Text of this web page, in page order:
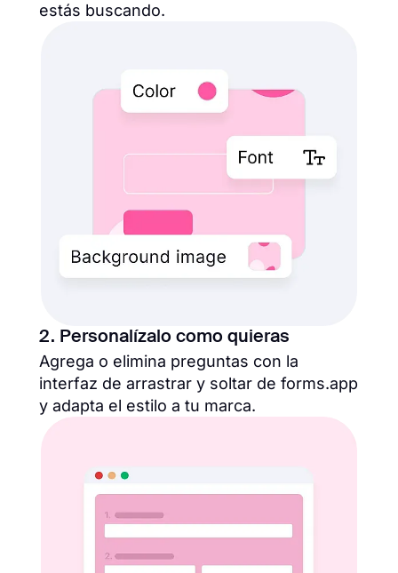
estás buscando.
2. Personalízalo como quieras
Agrega o elimina preguntas con la
interfaz de arrastrar y soltar de forms.app
y adapta el estilo a tu marca.